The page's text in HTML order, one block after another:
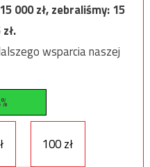
15 000zł, zebraliśmy:15
zł.
wsparcia naszej
100 zł